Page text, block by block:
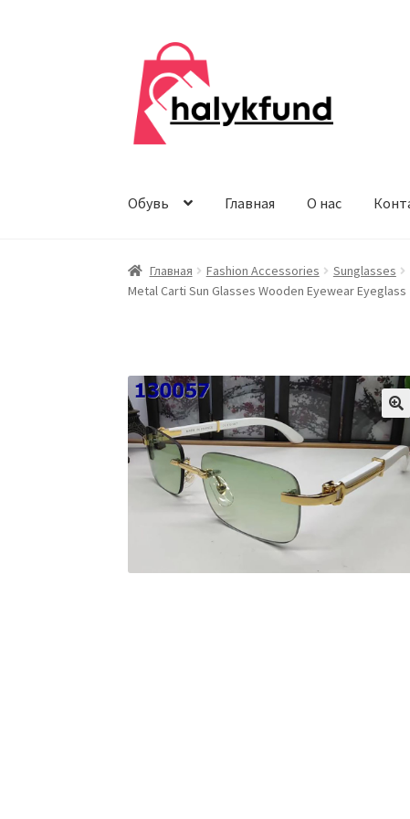
Перейти
навигации
Перейти
содержимому
Обувь Главная О нас
Главная Fashion Accessories Sunglasses
Metal Carti Sun Glasses Wooden Eyewear Eyeglass